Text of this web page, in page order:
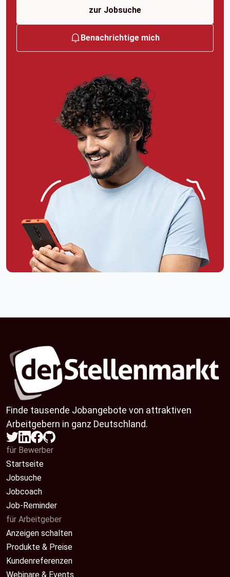
zur Jobsuche
Benachrichtige mich
Finde tausende Jobangebote von attraktiven
Arbeitgebern in ganz Deutschland.
für Bewerber
Startseite
Jobsuche
Jobcoach
Job-Reminder
für Arbeitgeber
Anzeigen schalten
Produkte & Preise
Kundenreferenzen
Webinare & Events